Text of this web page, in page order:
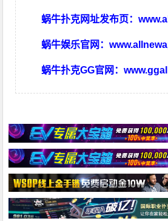
蜗牛扑克网址发布页：
蜗牛娱乐官网：
蜗牛扑克GG官网：